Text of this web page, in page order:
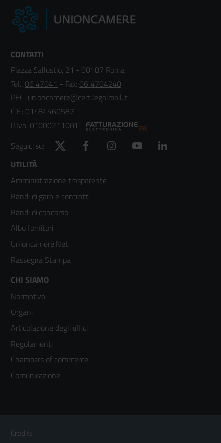
CONTATTI
Piazza Sallustio, 21 - 00187 Roma
Tel.: 06 47041 - Fax: 06 4704240
PEC: unioncamere@cert.legalmail.it
C.F.: 01484460587
P.Iva: 01000211001
Seguici su:
Twitter Facebook Instagram YouTube
Footer
menù
colonna
2
UTILITÀ
Amministrazione trasparente
Bandi di gara e contratti
Bandi di concorso
Albo fornitori
Unioncamere.Net
Rassegna Stampa
Footer
menù
colonna
3
CHI SIAMO
Normativa
Organi
Articolazione degli uffici
Regolamenti
Chambers of commerce
Comunicazione
Footer
Credits